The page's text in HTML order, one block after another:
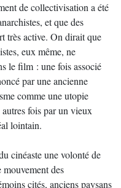
de collectivisation a été
et que des
très active. On dirait que
eux même, ne
le film : une fois associé
par une ancienne
comme une utopie
fois par un vieux
lointain.
cinéaste une volonté de
des
cités, anciens paysans